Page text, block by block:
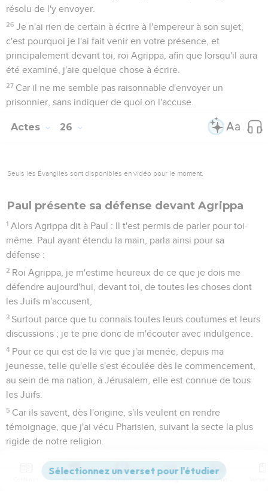
résolu de l'y envoyer.
26 Je n'ai rien de certain à écrire à l'empereur à son sujet,
c'est pourquoi je l'ai fait venir en votre présence, et
principalement devant toi, roi Agrippa, afin que lorsqu'il aura
été examiné, j'aie quelque chose à écrire.
27 Car il ne me semble pas raisonnable d'envoyer un
prisonnier, sans indiquer de quoi on l'accuse.
Actes 26
Seuls les Évangiles sont disponibles en vidéo pour le moment.
Paul présente sa défense devant Agrippa
1 Alors Agrippa dit à Paul : Il t'est permis de parler pour toi-
même. Paul ayant étendu la main, parla ainsi pour sa
défense :
2 Roi Agrippa, je m'estime heureux de ce que je dois me
défendre aujourd'hui, devant toi, de toutes les choses dont
les Juifs m'accusent,
3 Surtout parce que tu connais toutes leurs coutumes et leurs
discussions ; je te prie donc de m'écouter avec indulgence.
4 Pour ce qui est de la vie que j'ai menée, depuis ma
jeunesse, telle qu'elle s'est écoulée dès le commencement,
au sein de ma nation, à Jérusalem, elle est connue de tous
les Juifs.
5 Car ils savent, dès l'origine, s'ils veulent en rendre
témoignage, que j'ai vécu Pharisien, suivant la secte la plus
rigide de notre religion.
Et maintenant je suis mis en jugement pour l'espérance
que j'ai en la promesse que Dieu a faite à nos pères,
Versions Commentaires Strong